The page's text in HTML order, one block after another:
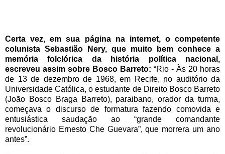
Certa vez, em sua página na internet, o competente
colunista Sebastião Nery, que muito bem conhece a
memória folclórica da história política nacional,
escreveu assim sobre Bosco Barreto: “Rio - Às 20 horas
de 13 de dezembro de 1968, em Recife, no auditório da
Universidade Católica, o estudante de Direito Bosco Barreto
(João Bosco Braga Barreto), paraibano, orador da turma,
começava o discurso de formatura fazendo comovida e
entusiástica saudação ao “grande comandante
revolucionário Ernesto Che Guevara”, que morrera um ano
antes”.